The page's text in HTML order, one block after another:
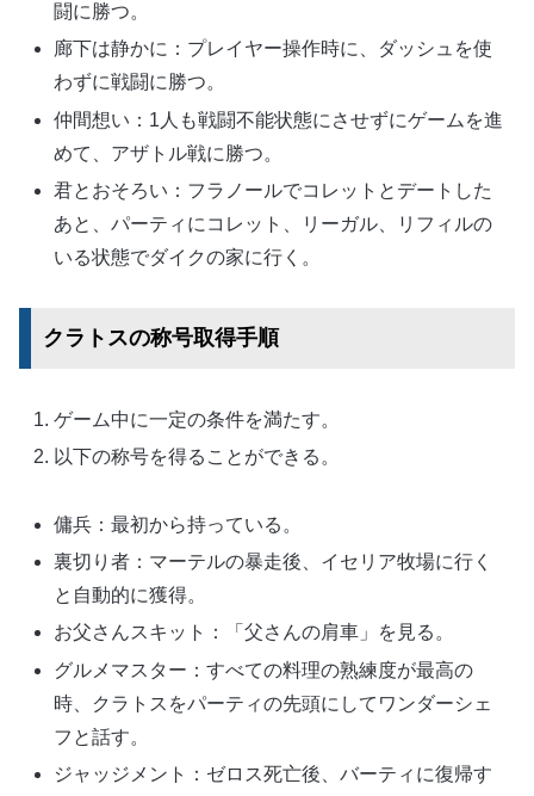
闘に勝つ。
廊下は静かに：プレイヤー操作時に、ダッシュを使
わずに戦闘に勝つ。
仲間想い：1人も戦闘不能状態にさせずにゲームを進
めて、アザトル戦に勝つ。
君とおそろい：フラノールでコレットとデートした
あと、パーティにコレット、リーガル、リフィルの
いる状態でダイクの家に行く。
クラトスの称号取得手順
ゲーム中に一定の条件を満たす。
以下の称号を得ることができる。
傭兵：最初から持っている。
裏切り者：マーテルの暴走後、イセリア牧場に行く
と自動的に獲得。
お父さんスキット：「父さんの肩車」を見る。
グルメマスター：すべての料理の熟練度が最高の
時、クラトスをパーティの先頭にしてワンダーシェ
フと話す。
ジャッジメント：ゼロス死亡後、バーティに復帰す